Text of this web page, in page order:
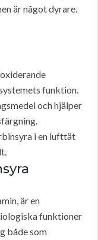
är något dyrare.
funktion.
och hjälper
i en lufttät
är en
funktioner
både som